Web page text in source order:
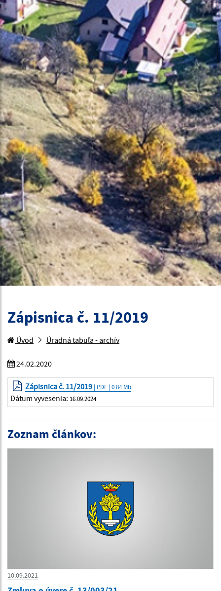
Zápisnica č. 11/2019
Úvod Úradná tabuľa - archív
24.02.2020
Zápisnica č. 11/2019 | PDF | 0.84 Mb
Dátum vyvesenia: 16.09.2024
Zoznam článkov:
10.09.2021